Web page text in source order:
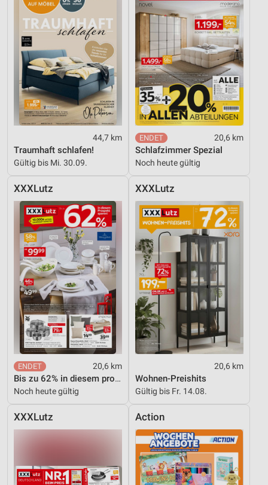
44,7 km
Traumhaft schlafen!
Gültig bis Mi. 30.09.
20,6 km
Schlafzimmer Spezial
Noch heute gültig
XXXLutz
20,6 km
Bis zu 62% in diesem prospekt
Noch heute gültig
XXXLutz
20,6 km
Wohnen-Preishits
Gültig bis Fr. 14.08.
XXXLutz Action
Werbung